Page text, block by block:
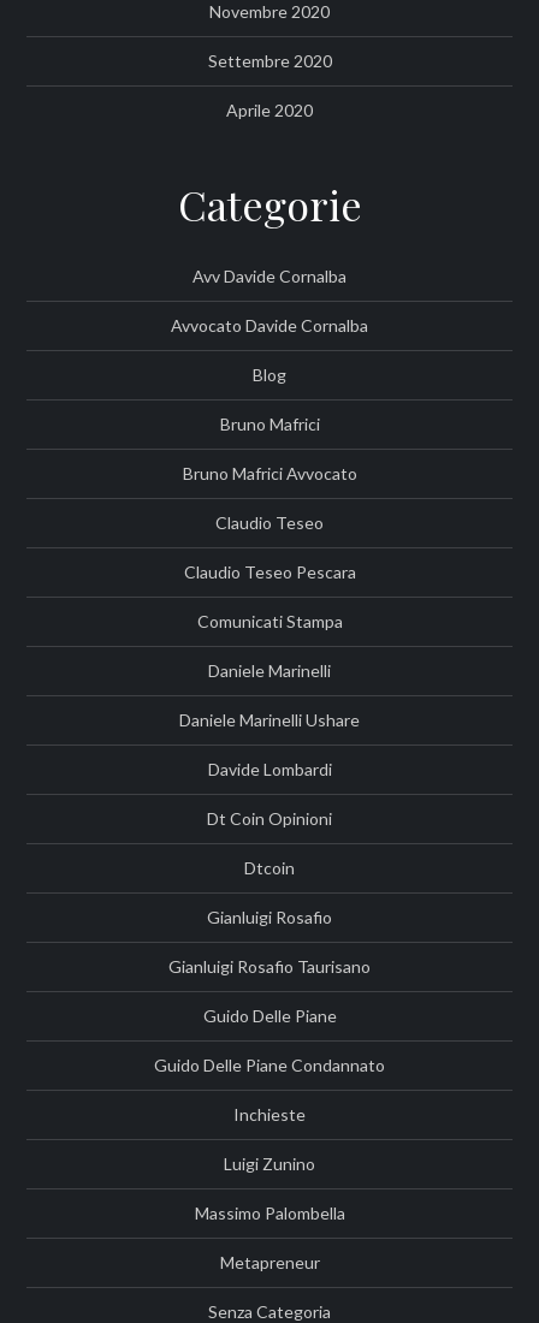
Novembre 2020
Settembre 2020
Aprile 2020
Categorie
Avv Davide Cornalba
Avvocato Davide Cornalba
Blog
Bruno Mafrici
Bruno Mafrici Avvocato
Claudio Teseo
Claudio Teseo Pescara
Comunicati Stampa
Daniele Marinelli
Daniele Marinelli Ushare
Davide Lombardi
Dt Coin Opinioni
Dtcoin
Gianluigi Rosafio
Gianluigi Rosafio Taurisano
Guido Delle Piane
Guido Delle Piane Condannato
Inchieste
Luigi Zunino
Massimo Palombella
Metapreneur
Senza Categoria